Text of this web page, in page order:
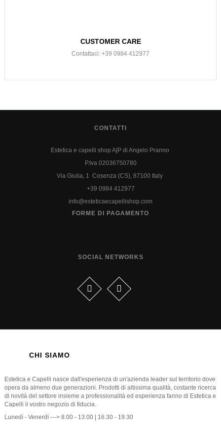
CUSTOMER CARE
Contattaci: +39 0984 412977
CONTATTI
Estetica e capelli shop A|P di Angelo Pranno
P.Iva 02036750780
Via Giulia, 1 Cosenza (CS), 87100 Italy
+39 0984 412977
info@esteticaecapellishop.com
FORME DI PAGAMENTO
SOCIAL NETWORKS
CHI SIAMO
Estetica e Capelli nasce dall'esperienza di un'azienda leader sul territorio dove
opera da almeno due generazioni. Prodotti di altissima qualità, costante ricerca
di novità del settore insieme a professionalità ed esperienza fanno di Estetica e
Capelli il vostro negozio di fiducia.
Lunedì - Venerdì ---> 8.00 - 13.00 | 16.30 - 19.30